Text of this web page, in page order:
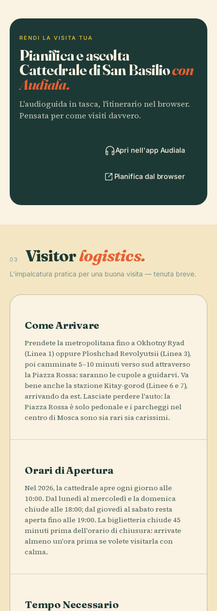
RENDI LA VISITA TUA
Pianifica e ascolta
Cattedrale di San Basiliocon
Audiala.
L'audioguida in tasca, l'itinerario nel browser.
Pensata per come visiti davvero.
Apri nell'app Audiala
Pianifica dal browser
03 Visitorlogistics.
L'impalcatura pratica per una buona visita — tenuta breve.
Come Arrivare
Prendete la metropolitana fino a Okhotny Ryad
(Linea 1) oppure Ploshchad Revolyutsii (Linea 3),
poi camminate 5–10 minuti verso sud attraverso
la Piazza Rossa: saranno le cupole a guidarvi. Va
bene anche la stazione Kitay-gorod (Linee 6 e 7),
arrivando da est. Lasciate perdere l'auto: la
Piazza Rossa è solo pedonale e i parcheggi nel
centro di Mosca sono sia rari sia carissimi.
Orari di Apertura
Nel 2026, la cattedrale apre ogni giorno alle
10:00. Dal lunedì al mercoledì e la domenica
chiude alle 18:00; dal giovedì al sabato resta
aperta fino alle 19:00. La biglietteria chiude 45
minuti prima dell'orario di chiusura: arrivate
almeno un'ora prima se volete visitarla con
calma.
Tempo Necessario